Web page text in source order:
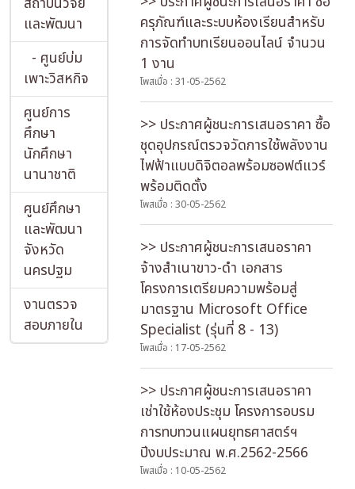
และพัฒนา
- ศูนย์บ่ม
เพาะวิสหกิจ
ศูนย์การ
ศึกษา
นักศึกษา
นานาชาติ
ศูนย์ศึกษา
และพัฒนา
จังหวัด
นครปฐม
งานตรวจ
สอบภายใน
ครุภัณฑ์และระบบห้องเรียนสำหรับ
การจัดทำบทเรียนออนไลน์ จำนวน
1 งาน
โพสเมื่อ : 31-05-2562
>> ประกาศผู้ชนะการเสนอราคา ซื้อ
ชุดอุปกรณ์ตรวจวัดการใช้พลังงาน
ไฟฟ้าแบบดิจิตอลพร้อมซอฟต์แวร์
พร้อมติดตั้ง
โพสเมื่อ : 30-05-2562
>> ประกาศผู้ชนะการเสนอราคา
จ้างสำเนาขาว-ดำ เอกสาร
โครงการเตรียมความพร้อมสู่
มาตรฐาน Microsoft Office
Specialist (รุ่นที่ 8 - 13)
โพสเมื่อ : 17-05-2562
>> ประกาศผู้ชนะการเสนอราคา
เช่าใช้ห้องประชุม โครงการอบรม
การทบทวนแผนยุทธศาสตร์ฯ
ปีงบประมาณ พ.ศ.2562-2566
โพสเมื่อ : 10-05-2562